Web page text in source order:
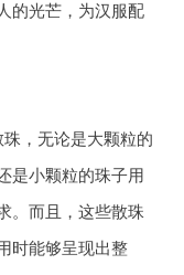
的光芒，为汉服配
，无论是大颗粒的
是小颗粒的珠子用
。而且，这些散珠
时能够呈现出整